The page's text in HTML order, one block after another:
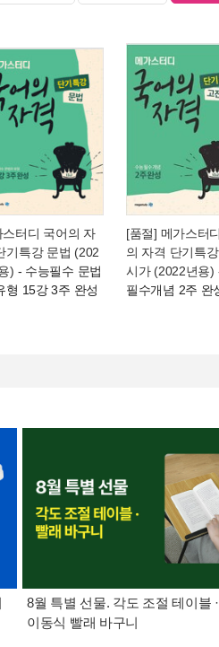
스터디 국어의 자
기특강 문법 (202
) - 수능필수 문법
형 15강 3주 완성
[품절] 메가스터
의 자격 단기특
시가 (2022년용)
필수개념 2주 완
8월 특별 선물. 각도 조절 테이블 ·
이동식 빨래 바구니